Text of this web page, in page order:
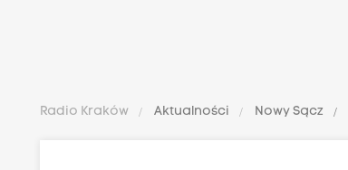
Radio Kraków Aktualności Nowy Sącz